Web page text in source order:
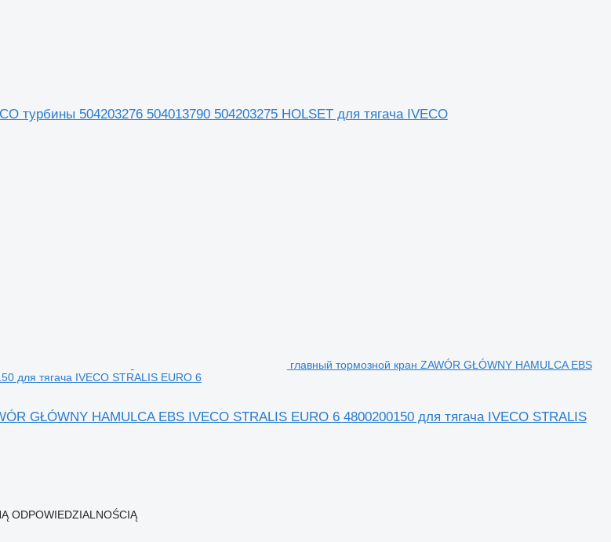
турбины 504203276 504013790 504203275 HOLSET для тягача IVECO
главный тормозной кран ZAWÓR GŁÓWNY HAMULCA EBS
для тягача IVECO STRALIS EURO 6
GŁÓWNY HAMULCA EBS IVECO STRALIS EURO 6 4800200150 для тягача IVECO STRALIS
ODPOWIEDZIALNOŚCIĄ